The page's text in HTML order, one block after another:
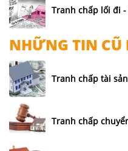
Tranh chấp lối đi
NHỮNG TIN CŨ
Tranh chấp tài
Tranh chấp